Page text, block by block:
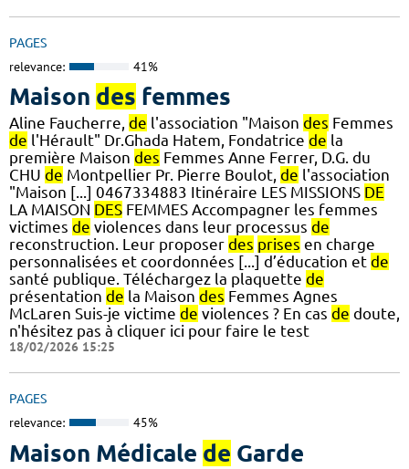
PAGES
relevance: 41%
Maison des femmes
Aline Faucherre, de l'association "Maison des Femmes
de l'Hérault" Dr.Ghada Hatem, Fondatrice de la
première Maison des Femmes Anne Ferrer, D.G. du
CHU de Montpellier Pr. Pierre Boulot, de l'association
"Maison [...] 0467334883 Itinéraire LES MISSIONS DE
LA MAISON DES FEMMES Accompagner les femmes
victimes de violences dans leur processus de
reconstruction. Leur proposer des prises en charge
personnalisées et coordonnées [...] d’éducation et de
santé publique. Téléchargez la plaquette de
présentation de la Maison des Femmes Agnes
McLaren Suis-je victime de violences ? En cas de doute,
n'hésitez pas à cliquer ici pour faire le test
18/02/2026 15:25
PAGES
relevance: 45%
Maison Médicale de Garde